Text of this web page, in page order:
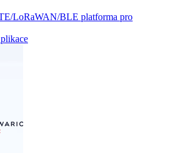
LoRaWAN/BLE platforma pro